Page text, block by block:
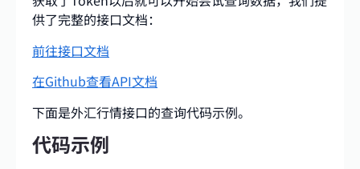
供了完整的接口文档：
前往接口文档
在Github查看API文档
下面是外汇行情接口的查询代码示例。
代码示例